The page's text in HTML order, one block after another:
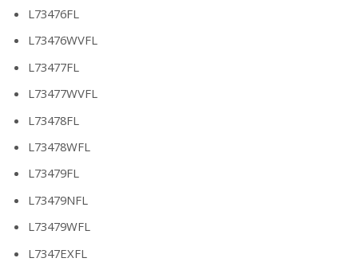
L73476FL
L73476WVFL
L73477FL
L73477WVFL
L73478FL
L73478WFL
L73479FL
L73479NFL
L73479WFL
L7347EXFL